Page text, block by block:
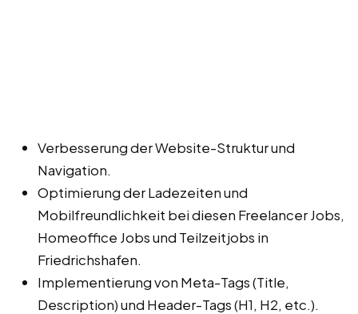
Verbesserung der Website-Struktur und
Navigation.
Optimierung der Ladezeiten und
Mobilfreundlichkeit bei diesen Freelancer Jobs,
Homeoffice Jobs und Teilzeitjobs in
Friedrichshafen.
Implementierung von Meta-Tags (Title,
Description) und Header-Tags (H1, H2, etc.).